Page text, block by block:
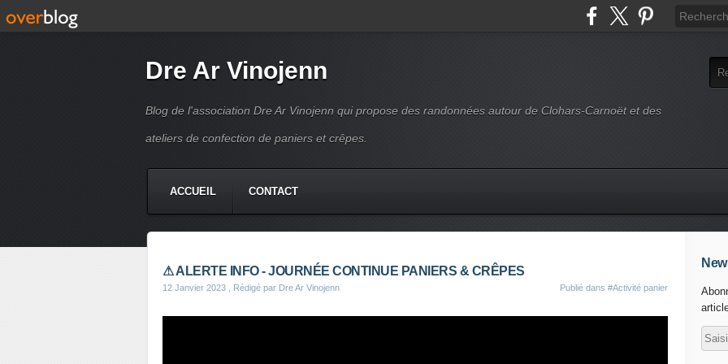
Dre Ar Vinojenn
Blog de l'association Dre Ar Vinojenn qui propose des randonnées autour de Clohars-Carnoët et des
ateliers de confection de paniers et crêpes.
ACCUEIL CONTACT
⚠ ALERTE INFO - JOURNÉE CONTINUE PANIERS & CRÊPES
12 Janvier 2023 , Rédigé par Dre Ar Vinojenn Publié dans #Activité panier